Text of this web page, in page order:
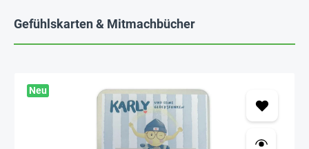
Gefühlskarten & Mitmachbücher
Neu